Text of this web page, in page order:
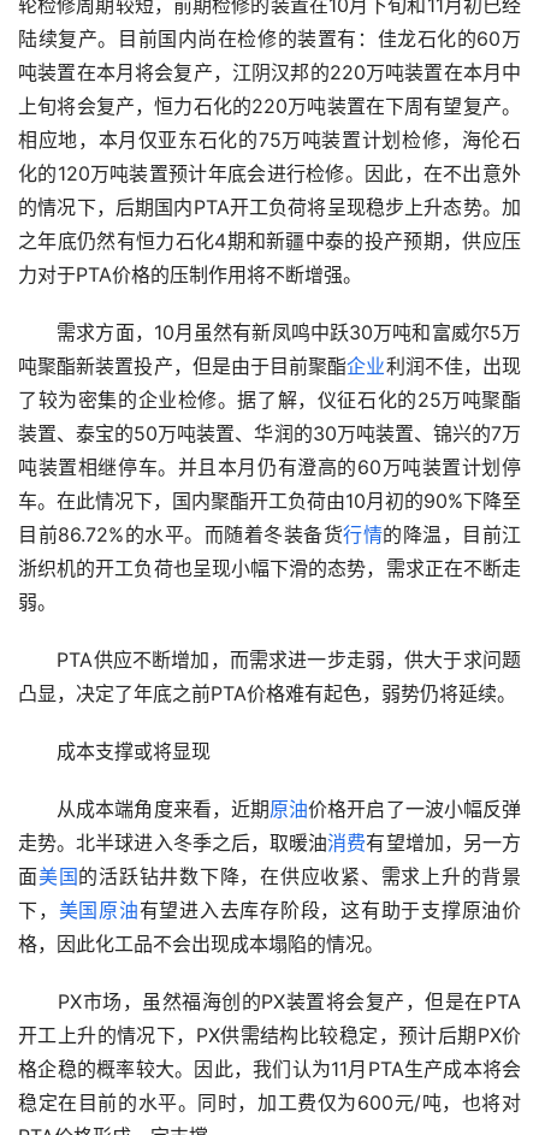
陆续复产。目前国内尚在检修的装置有：佳龙石化的60万
吨装置在本月将会复产，江阴汉邦的220万吨装置在本月中
上旬将会复产，恒力石化的220万吨装置在下周有望复产。
相应地，本月仅亚东石化的75万吨装置计划检修，海伦石
化的120万吨装置预计年底会进行检修。因此，在不出意外
的情况下，后期国内PTA开工负荷将呈现稳步上升态势。加
之年底仍然有恒力石化4期和新疆中泰的投产预期，供应压
力对于PTA价格的压制作用将不断增强。
需求方面，10月虽然有新凤鸣中跃30万吨和富威尔5万
吨聚酯新装置投产，但是由于目前聚酯企业利润不佳，出现
了较为密集的企业检修。据了解，仪征石化的25万吨聚酯
装置、泰宝的50万吨装置、华润的30万吨装置、锦兴的7万
吨装置相继停车。并且本月仍有澄高的60万吨装置计划停
车。在此情况下，国内聚酯开工负荷由10月初的90%下降至
目前86.72%的水平。而随着冬装备货行情的降温，目前江
浙织机的开工负荷也呈现小幅下滑的态势，需求正在不断走
弱。
PTA供应不断增加，而需求进一步走弱，供大于求问题
凸显，决定了年底之前PTA价格难有起色，弱势仍将延续。
成本支撑或将显现
从成本端角度来看，近期原油价格开启了一波小幅反弹
走势。北半球进入冬季之后，取暖油消费有望增加，另一方
面美国的活跃钻井数下降，在供应收紧、需求上升的背景
下， 美国原油有望进入去库存阶段，这有助于支撑原油价
格，因此化工品不会出现成本塌陷的情况。
PX市场，虽然福海创的PX装置将会复产，但是在PTA
开工上升的情况下，PX供需结构比较稳定，预计后期PX价
格企稳的概率较大。因此，我们认为11月PTA生产成本将会
稳定在目前的水平。同时，加工费仅为600元/吨，也将对